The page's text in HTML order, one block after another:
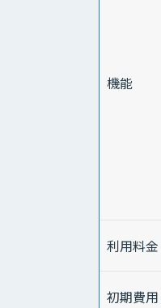
機能
利用料金
初期費用